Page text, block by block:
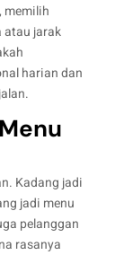
memilih
atau jarak
harian dan
Kadang jadi
jadi menu
pelanggan
rasanya